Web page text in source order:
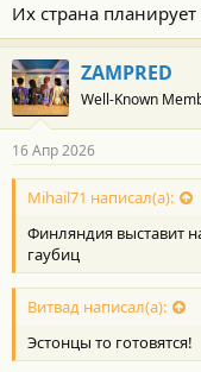
Их страна
ZAMPRED
Well-Known
16 Апр 2026
Mihail71 написал(а):
Финляндия выставит
гаубиц
Витвад написал(а):
Эстонцы то готовятся!